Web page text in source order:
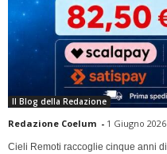
Il Blog della Redazione
Redazione Coelum - 1 Giugno 2026
Cieli Remoti raccoglie cinque anni